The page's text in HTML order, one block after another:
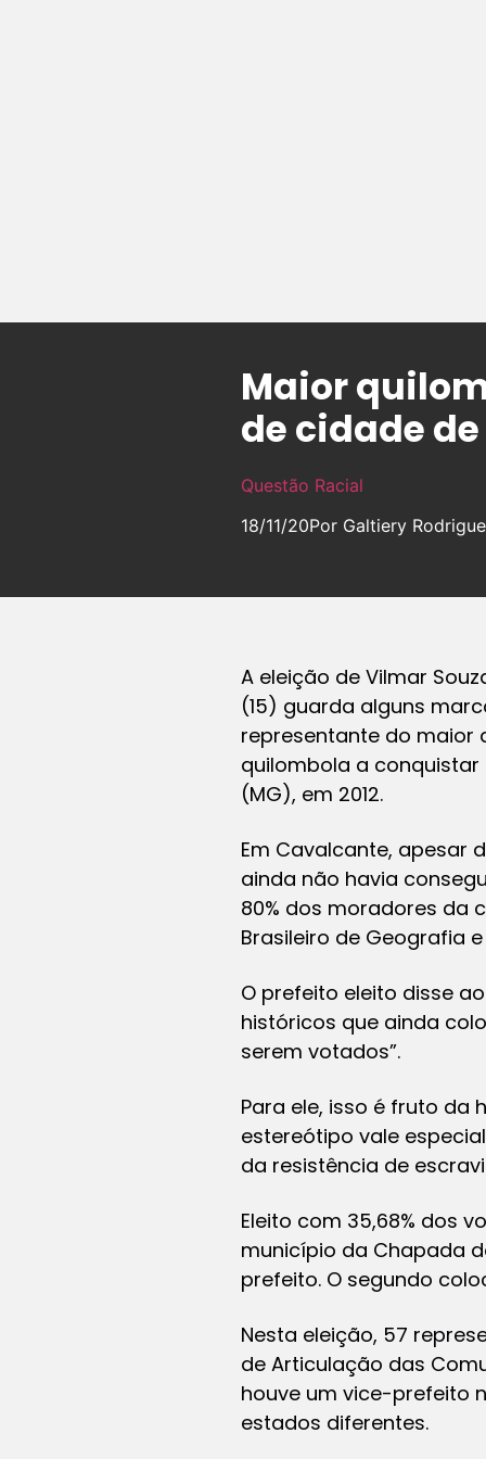
Maior
de cidade
Questão Racial
18/11/20Por Galtiery
A eleição de Vilmar
(15) guarda alguns
representante do maior
quilombola a
(MG), em 2012.
Em Cavalcante, apesar
ainda não havia
80% dos moradores da
Brasileiro de Geografia
O prefeito eleito disse
históricos que ainda
serem votados”.
Para ele, isso é fruto da
estereótipo vale
da resistência de
Eleito com 35,68% dos
município da Chapada
prefeito. O segundo
Nesta eleição, 57
de Articulação das
houve um vice-prefeito
estados diferentes.